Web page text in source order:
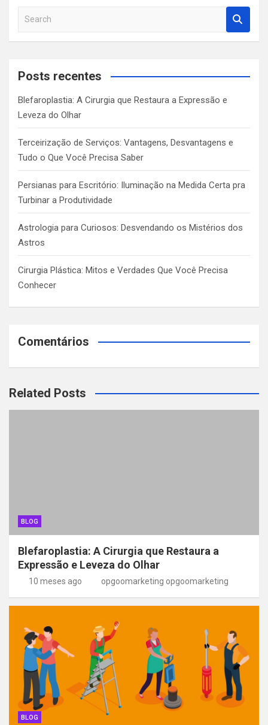
a
c
Posts recentes
Blefaroplastia: A Cirurgia que Restaura a Expressão e
Leveza do Olhar
Terceirização de Serviços: Vantagens, Desvantagens e
Tudo o Que Você Precisa Saber
Persianas para Escritório: Iluminação na Medida Certa pra
Turbinar a Produtividade
Astrologia para Curiosos: Desvendando os Mistérios dos
Astros
Cirurgia Plástica: Mitos e Verdades Que Você Precisa
Conhecer
Comentários
Related Posts
BLOG
Blefaroplastia: A Cirurgia que Restaura a
Expressão e Leveza do Olhar
10 meses ago opgoomarketing opgoomarketing
BLOG